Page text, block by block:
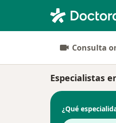
Consulta
Especialistas
¿Qué